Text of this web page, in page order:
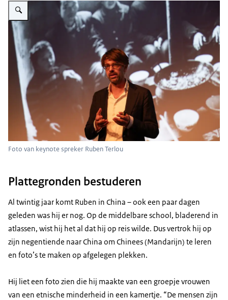
Foto van keynote spreker Ruben Terlou
Plattegronden bestuderen
Al twintig jaar komt Ruben in China – ook een paar dagen
geleden was hij er nog. Op de middelbare school, bladerend in
atlassen, wist hij het al dat hij op reis wilde. Dus vertrok hij op
zijn negentiende naar China om Chinees (Mandarijn) te leren
en foto’s te maken op afgelegen plekken.
Hij liet een foto zien die hij maakte van een groepje vrouwen
van een etnische minderheid in een kamertje. “De mensen zijn